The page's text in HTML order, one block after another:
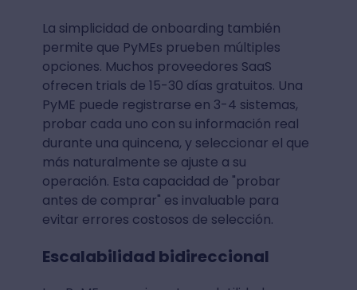
La simplicidad de onboarding también
permite que PyMEs prueben múltiples
opciones. Muchos proveedores SaaS
ofrecen trials de 15-30 días gratuitos. Una
PyME puede registrarse en 3-4 sistemas,
probar cada uno con su información real
durante una quincena, y seleccionar el que
más naturalmente se ajuste a su
operación. Esta capacidad de "probar
antes de comprar" es invaluable para
evitar errores costosos de selección.
Escalabilidad bidireccional